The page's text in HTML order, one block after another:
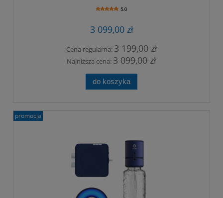
5.0
3 099,00 zł
Cena regularna:3 199,00 zł
Najniższa cena:3 099,00 zł
do koszyka
promocja